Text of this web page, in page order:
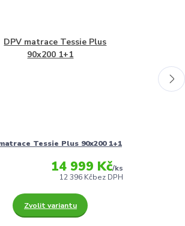
Tessie Plus 90x200 1+1
14 999 Kč/ks
12 396 Kčbez DPH
Zvolit variantu